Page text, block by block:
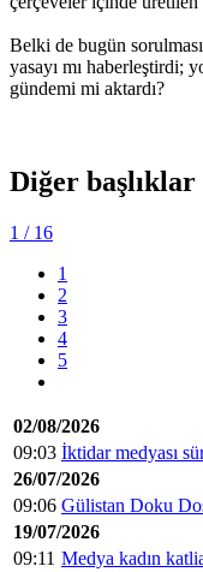
Belki de bugün
yasayı mı haberleştirdi;
gündemi mi aktardı?
Diğer başlıklar
1 / 16
1
2
3
4
5
02/08/2026
09:03 İktidar medyası
26/07/2026
09:06 Gülistan Doku
19/07/2026
09:11 Medya kadın